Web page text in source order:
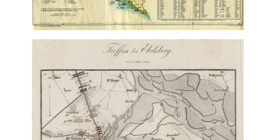
stránek. Data
získaná
pomocí těchto
cookies
zpracováváme
použití
identifikátorů,
které ukazují
na konkrétní
uživatelé
našeho webu.